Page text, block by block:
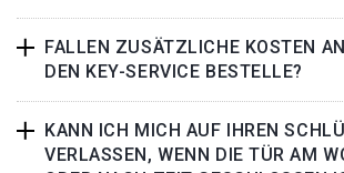
FALLEN ZUSÄTZLICHE KOSTEN
DEN KEY-SERVICE BESTELLE?
KANN ICH MICH AUF IHREN
VERLASSEN, WENN DIE TÜR AM